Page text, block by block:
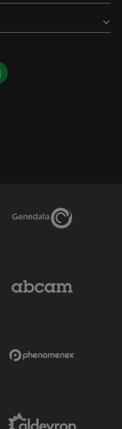
Genedata Link